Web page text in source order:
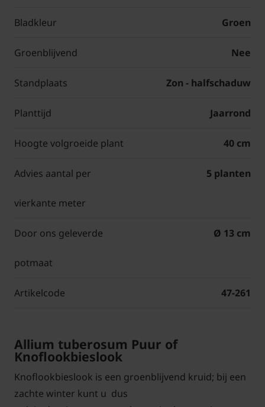
Bladkleur Groen
Groenblijvend Nee
Standplaats Zon - halfschaduw
Planttijd Jaarrond
Hoogte volgroeide plant 40 cm
Advies aantal per
vierkante meter
5 planten
Door ons geleverde
potmaat
Ø 13 cm
Artikelcode 47-261
Allium tuberosum Puur of
Knoflookbieslook
Knoflookbieslook is een groenblijvend kruid; bij een
zachte winter kunt u dus